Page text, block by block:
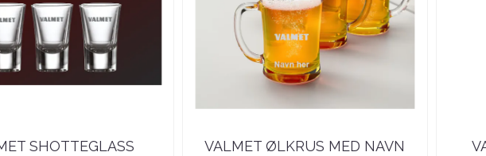
SHOTTEGLASS VALMET ØLKRUS MED NAVN